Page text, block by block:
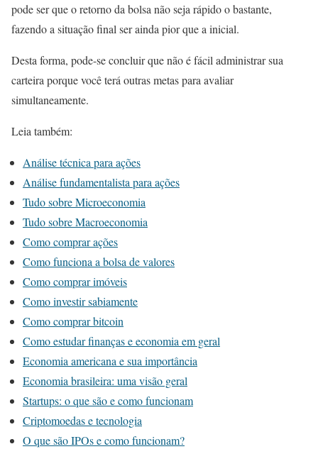
pode ser que o retorno da bolsa não seja rápido o bastante,
fazendo a situação final ser ainda pior que a inicial.
Desta forma, pode-se concluir que não é fácil administrar sua
carteira porque você terá outras metas para avaliar
simultaneamente.
Leia também:
Análise técnica para ações
Análise fundamentalista para ações
Tudo sobre Microeconomia
Tudo sobre Macroeconomia
Como comprar ações
Como funciona a bolsa de valores
Como comprar imóveis
Como investir sabiamente
Como comprar bitcoin
Como estudar finanças e economia em geral
Economia americana e sua importância
Economia brasileira: uma visão geral
Startups: o que são e como funcionam
Criptomoedas e tecnologia
O que são IPOs e como funcionam?